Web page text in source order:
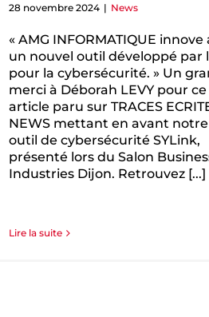
28 novembre 2024 | News
« AMG INFORMATIQUE innove
un nouvel outil développé par
pour la cybersécurité. » Un
merci à Déborah LEVY pour ce
article paru sur TRACES
NEWS mettant en avant
outil de cybersécurité SYLink,
présenté lors du Salon
Industries Dijon. Retrouvez [...]
Lire la suite